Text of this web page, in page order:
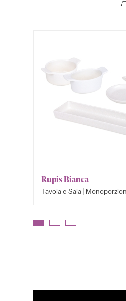
Rupis Bianca
Tavola e Sala |